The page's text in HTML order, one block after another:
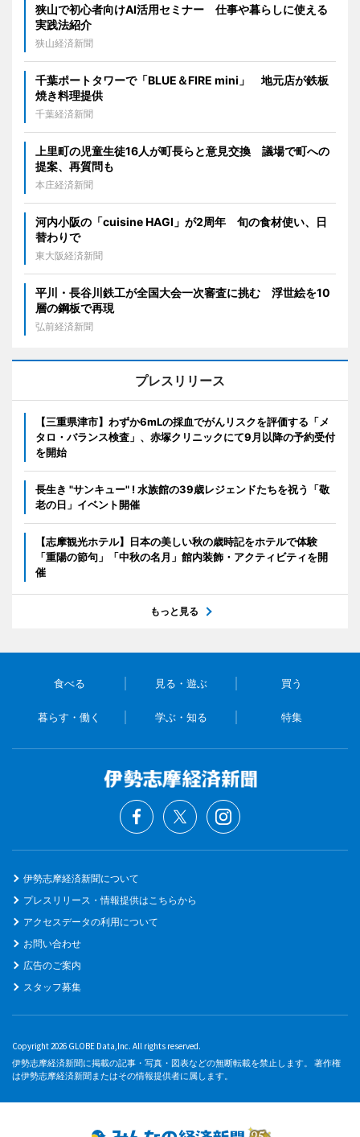
狭山で初心者向けAI活用セミナー 仕事や暮らしに使える
実践法紹介
狭山経済新聞
千葉ポートタワーで「BLUE＆FIRE mini」 地元店が鉄板
焼き料理提供
千葉経済新聞
上里町の児童生徒16人が町長らと意見交換 議場で町への
提案、再質問も
本庄経済新聞
河内小阪の「cuisine HAGI」が2周年 旬の食材使い、日
替わりで
東大阪経済新聞
平川・長谷川鉄工が全国大会一次審査に挑む 浮世絵を10
層の鋼板で再現
弘前経済新聞
プレスリリース
【三重県津市】わずか6mLの採血でがんリスクを評価する「メ
タロ・バランス検査」、赤塚クリニックにて9月以降の予約受付
を開始
長生き "サンキュー" ! 水族館の39歳レジェンドたちを祝う「敬
老の日」イベント開催
【志摩観光ホテル】日本の美しい秋の歳時記をホテルで体験
「重陽の節句」「中秋の名月」館内装飾・アクティビティを開
催
もっと見る
食べる 見る・遊ぶ 買う
暮らす・働く 学ぶ・知る 特集
伊勢志摩経済新聞について
プレスリリース・情報提供はこちらから
アクセスデータの利用について
お問い合わせ
広告のご案内
スタッフ募集
Copyright 2026 GLOBE Data,Inc. All rights reserved.
伊勢志摩経済新聞に掲載の記事・写真・図表などの無断転載を禁止します。 著作権
は伊勢志摩経済新聞またはその情報提供者に属します。